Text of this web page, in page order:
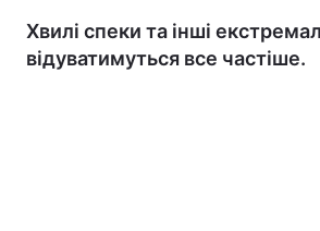
Хвилі спеки та інші
відуватимуться все частіше.